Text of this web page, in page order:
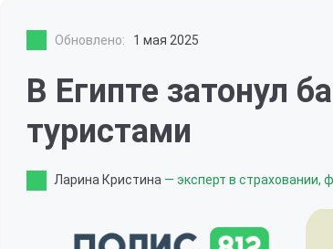
Обновлено: 1 мая 2025
В Египте затонул
туристами
Ларина Кристина — эксперт в страховании,